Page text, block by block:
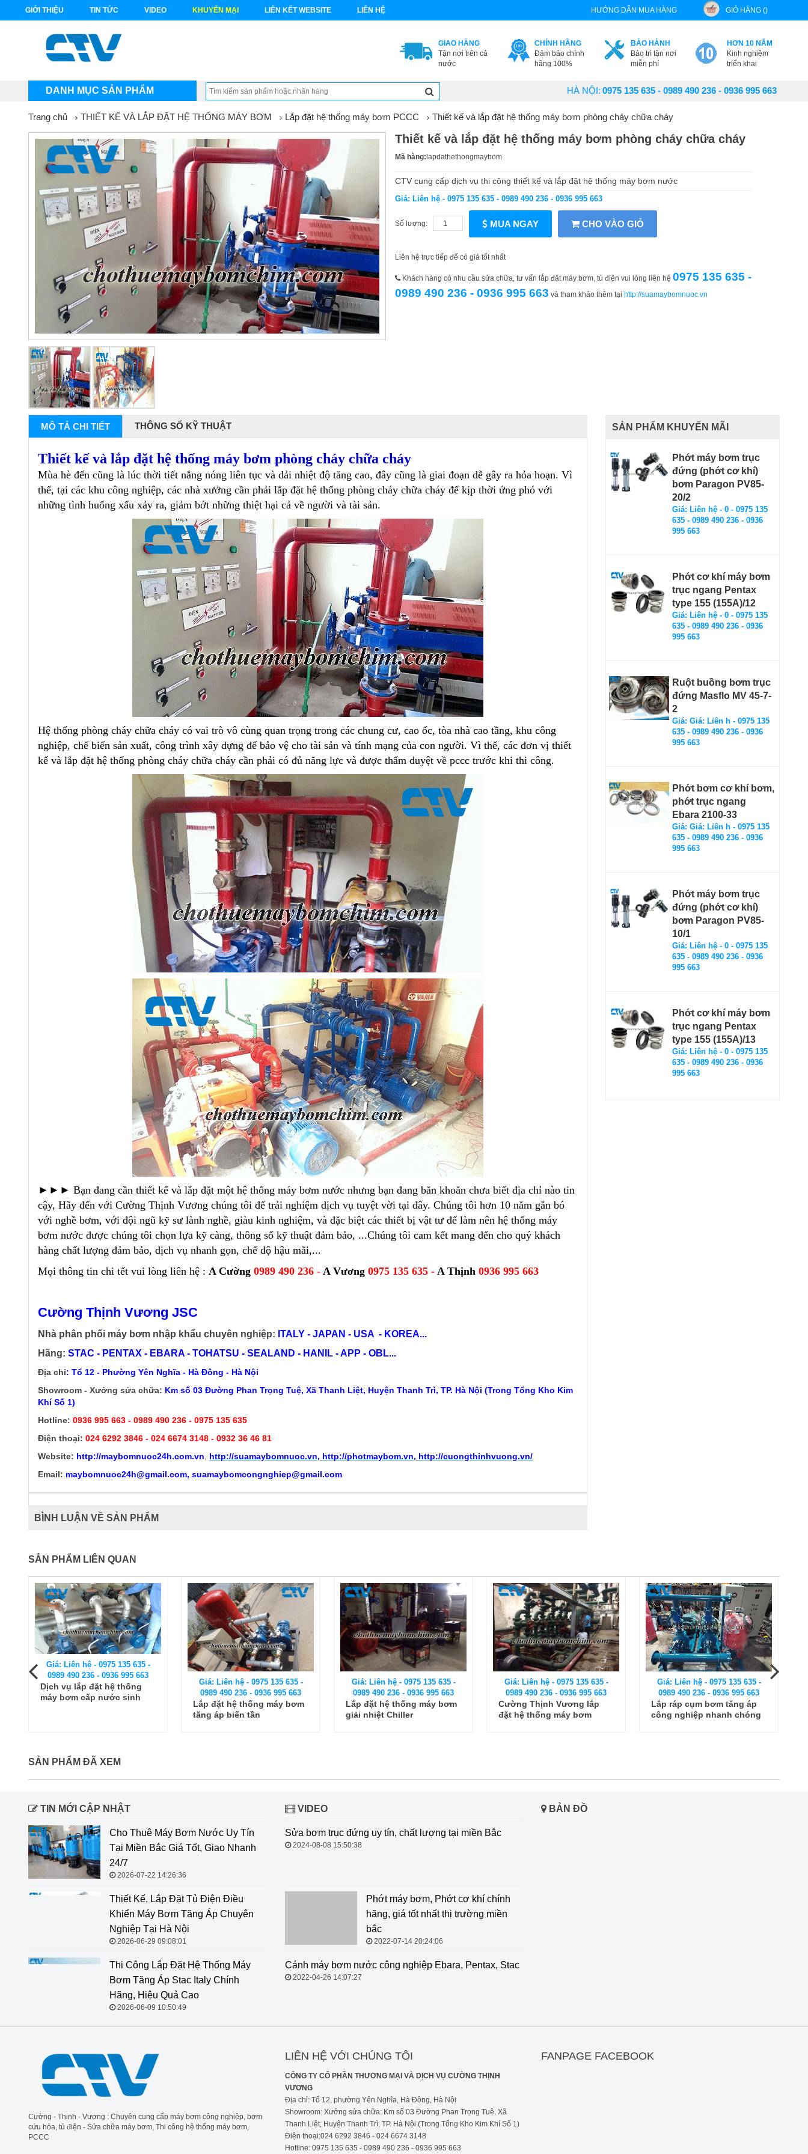
GIỚI THIỆU TIN TỨC VIDEO KHUYẾN MẠI LIÊN KẾT WEBSITE LIÊN HỆ HƯỚNG DẪN MUA HÀNG GIỎ HÀNG ()
GIAO HÀNG
Tận nơi trên cả
nước
CHÍNH HÃNG
Đảm bảo chính
hãng 100%
BẢO HÀNH
Bảo trì tận nơi
miễn phí
HƠN 10 NĂM
Kinh nghiệm
triển khai
DANH MỤC SẢN PHẨM HÀ NỘI: 0975 135 635 - 0989 490 236 - 0936 995 663
Trang chủ THIẾT KẾ VÀ LẮP ĐẶT HỆ THỐNG MÁY BƠM Lắp đặt hệ thống máy bơm PCCC Thiết kế và lắp đặt hệ thống máy bơm phòng cháy chữa cháy
Thiết kế và lắp đặt hệ thống máy bơm phòng cháy chữa cháy
Mã hàng: lapdathethongmaybom
CTV cung cấp dịch vụ thi công thiết kế và lắp đặt hệ thống máy bơm nước
Giá: Liên hệ - 0975 135 635 - 0989 490 236 - 0936 995 663
Số lượng: MUA NGAY CHO VÀO GIỎ
Liên hệ trực tiếp để có giá tốt nhất
Khách hàng có nhu cầu sửa chữa, tư vấn lắp đặt máy bơm, tủ điện vui lòng liên hệ 0975 135 635 -
0989 490 236 - 0936 995 663 và tham khảo thêm tại http://suamaybomnuoc.vn
MÔ TẢ CHI TIẾT THÔNG SỐ KỸ THUẬT
Thiết kế và lắp đặt hệ thống máy bơm phòng cháy chữa cháy
Mùa hè đến cũng là lúc thời tiết nắng nóng liên tục và dải nhiệt độ tăng cao, đây cũng là giai đoạn dễ gây ra hỏa hoạn. Vì
thế, tại các khu công nghiệp, các nhà xưởng cần phải lắp đặt hệ thống phòng cháy chữa cháy để kịp thời ứng phó với
những tình huống xấu xảy ra, giảm bớt những thiệt hại cả về người và tài sản.
Hệ thống phòng cháy chữa cháy có vai trò vô cùng quan trọng trong các chung cư, cao ốc, tòa nhà cao tầng, khu công
nghiệp, chế biến sản xuất, công trình xây dựng để bảo vệ cho tài sản và tính mạng của con người. Vì thế, các đơn vị thiết
kế và lắp đặt hệ thống phòng cháy chữa cháy cần phải có đủ năng lực và được thẩm duyệt về pccc trước khi thi công.
►►► Bạn đang cần thiết kế và lắp đặt một hệ thống máy bơm nước nhưng bạn đang băn khoăn chưa biết địa chỉ nào tin
cậy, Hãy đến với Cường Thịnh Vương chúng tôi để trải nghiệm dịch vụ tuyệt vời tại đây. Chúng tôi hơn 10 năm gắn bó
với nghề bơm, với đội ngũ kỹ sư lành nghề, giàu kinh nghiệm, và đặc biệt các thiết bị vật tư để làm nên hệ thống máy
bơm nước được chúng tôi chọn lựa kỹ càng, thông số kỹ thuật đảm bảo, ...Chúng tôi cam kết mang đến cho quý khách
hàng chất lượng đảm bảo, dịch vụ nhanh gọn, chế độ hậu mãi,...
Mọi thông tin chi tết vui lòng liên hệ : A Cường 0989 490 236 - A Vương 0975 135 635 - A Thịnh 0936 995 663
Cường Thịnh Vương JSC
Nhà phân phối máy bơm nhập khẩu chuyên nghiệp: ITALY - JAPAN - USA - KOREA...
Hãng: STAC - PENTAX - EBARA - TOHATSU - SEALAND - HANIL - APP - OBL...
Địa chỉ: Tổ 12 - Phường Yên Nghĩa - Hà Đông - Hà Nội
Showroom - Xưởng sửa chữa: Km số 03 Đường Phan Trọng Tuệ, Xã Thanh Liệt, Huyện Thanh Trì, TP. Hà Nội (Trong Tổng Kho Kim
Khí Số 1)
Hotline: 0936 995 663 - 0989 490 236 - 0975 135 635
Điện thoại: 024 6292 3846 - 024 6674 3148 - 0932 36 46 81
Website: http://maybomnuoc24h.com.vn http://suamaybomnuoc.vn, http://photmaybom.vn, http://cuongthinhvuong.vn/
Email: maybomnuoc24h@gmail.com, suamaybomcongnghiep@gmail.com
BÌNH LUẬN VỀ SẢN PHẨM
SẢN PHẨM KHUYẾN MÃI
Phớt máy bơm trục
đứng (phớt cơ khí)
bơm Paragon PV85-
20/2
Giá: Liên hệ - 0 - 0975 135
635 - 0989 490 236 - 0936
995 663
Phớt cơ khí máy bơm
trục ngang Pentax
type 155 (155A)/12
Giá: Liên hệ - 0 - 0975 135
635 - 0989 490 236 - 0936
995 663
Ruột buồng bơm trục
đứng Masflo MV 45-7-
2
Giá: Giá: Liên h - 0975 135
635 - 0989 490 236 - 0936
995 663
Phớt bơm cơ khí bơm,
phớt trục ngang
Ebara 2100-33
Giá: Giá: Liên h - 0975 135
635 - 0989 490 236 - 0936
995 663
Phớt máy bơm trục
đứng (phớt cơ khí)
bơm Paragon PV85-
10/1
Giá: Liên hệ - 0 - 0975 135
635 - 0989 490 236 - 0936
995 663
Phớt cơ khí máy bơm
trục ngang Pentax
type 155 (155A)/13
Giá: Liên hệ - 0 - 0975 135
635 - 0989 490 236 - 0936
995 663
SẢN PHẨM LIÊN QUAN
Giá: Liên hệ - 0975 135 635 -
0989 490 236 - 0936 995 663
Lắp đặt hệ thống máy bơm
Giá: Liên hệ - 0975 135 635 -
0989 490 236 - 0936 995 663
Lắp đặt hệ thống máy bơm
giải nhiệt Chiller
Giá: Liên hệ - 0975 135 635 -
0989 490 236 - 0936 995 663
Cường Thịnh Vương lắp
đặt hệ thống máy bơm
Giá: Liên hệ - 0975 135 635 -
0989 490 236 - 0936 995 663
Lắp ráp cụm bơm tăng áp
công nghiệp nhanh chóng
Giá: Liên hệ - 0975 135 635 -
0989 490 236 - 0936 995 663
Thiết kế, lắp ráp tủ điện
biến tần cho hệ thống máy
SẢN PHẨM ĐÃ XEM
TIN MỚI CẬP NHẬT
Cho Thuê Máy Bơm Nước Uy Tín
Tại Miền Bắc Giá Tốt, Giao Nhanh
24/7
2026-07-22 14:26:36
Thiết Kế, Lắp Đặt Tủ Điện Điều
Khiển Máy Bơm Tăng Áp Chuyên
Nghiệp Tại Hà Nội
2026-06-29 09:08:01
Thi Công Lắp Đặt Hệ Thống Máy
Bơm Tăng Áp Stac Italy Chính
Hãng, Hiệu Quả Cao
2026-06-09 10:50:49
VIDEO
Sửa bơm trục đứng uy tín, chất
Phớt máy bơm, Phớt cơ khí chính hãng, giá tốt nhất thị
Cánh máy bơm nước công nghiệp
BẢN ĐỒ
Cường - Thịnh - Vương : Chuyên cung cấp máy bơm công nghiệp, bơm
cứu hỏa, tủ điện - Sửa chữa máy bơm, Thi công hệ thống máy bơm,
PCCC
LIÊN HỆ VỚI CHÚNG TÔI
CÔNG TY CỔ PHẦN THƯƠNG MẠI VÀ DỊCH VỤ CƯỜNG THỊNH
VƯƠNG
Địa chỉ: Tổ 12, phường Yên Nghĩa, Hà Đông, Hà Nội
Showroom: Xưởng sửa chữa: Km số 03 Đường Phan Trọng Tuệ, Xã
Thanh Liệt, Huyện Thanh Trì, TP. Hà Nội (Trong Tổng Kho Kim Khí Số 1)
Điện thoại:024 6292 3846 - 024 6674 3148
Hotline: 0975 135 635 - 0989 490 236 - 0936 995 663
FANPAGE FACEBOOK